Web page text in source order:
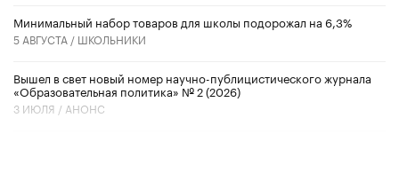
Минимальный набор товаров для школы подорожал на 6,3%
5 АВГУСТА / ШКОЛЬНИКИ
Вышел в свет новый номер научно-публицистического журнала
«Образовательная политика» № 2 (2026)
3 ИЮЛЯ / АНОНС